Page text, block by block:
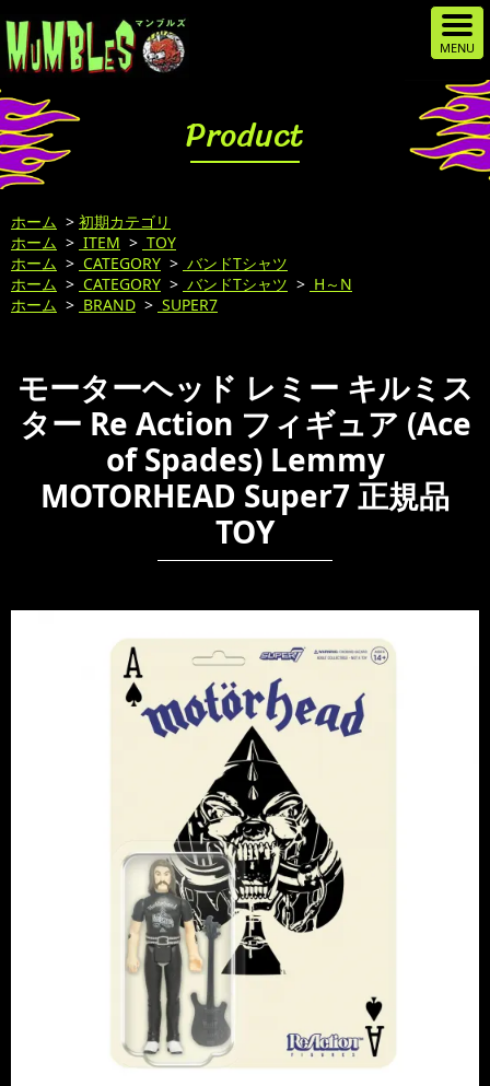
Product
ホーム > 初期カテゴリ
ホーム > ITEM > TOY
ホーム > CATEGORY > バンドTシャツ
ホーム > CATEGORY > バンドTシャツ > H～N
ホーム > BRAND > SUPER7
モーターヘッド レミー キルミス
ター Re Action フィギュア (Ace
of Spades) Lemmy
MOTORHEAD Super7 正規品
TOY